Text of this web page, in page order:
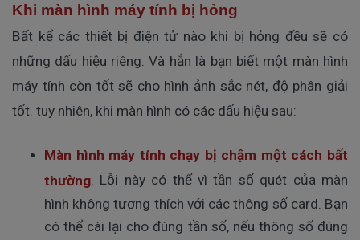
Khi màn hình máy tính bị hỏng
Bất kể các thiết bị điện tử nào khi bị hỏng đều sẽ có
những dấu hiệu riêng. Và hẳn là bạn biết một màn hình
máy tính còn tốt sẽ cho hình ảnh sắc nét, độ phân giải
tốt. tuy nhiên, khi màn hình có các dấu hiệu sau:
Màn hình máy tính chạy bị chậm một cách bất
thường. Lỗi này có thể vì tần số quét của màn
hình không tương thích với các thông số card. Bạn
có thể cài lại cho đúng tần số, nếu thông số đúng